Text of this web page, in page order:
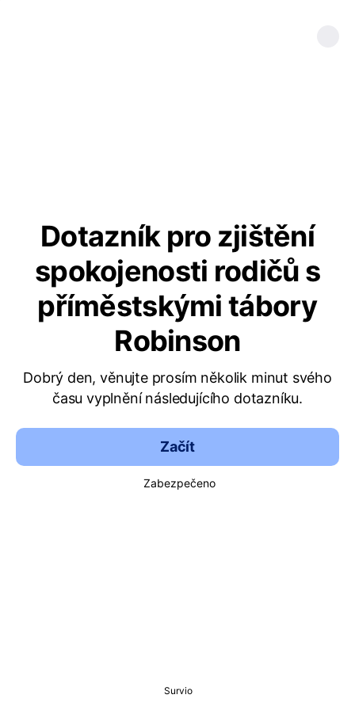
Dotazník pro zjištění
spokojenosti rodičů s
příměstskými tábory
Robinson
Dobrý den, věnujte prosím několik minut svého
času vyplnění následujícího dotazníku.
Začít
Zabezpečeno
Survio